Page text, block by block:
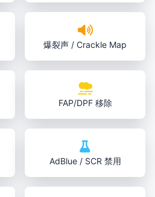
爆裂声 / Crackle Map
FAP/DPF 移除
AdBlue / SCR 禁用